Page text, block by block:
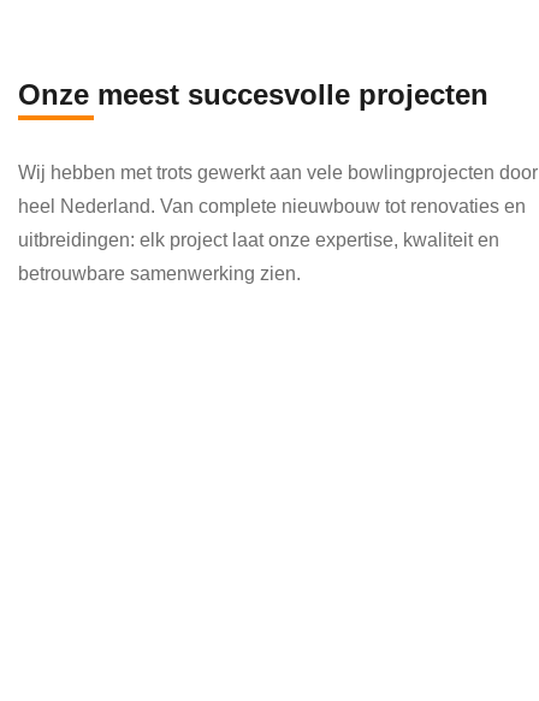
kund
Onze meest succesvolle projecten
Wij hebben met trots gewerkt aan vele bowlingprojecten door
heel Nederland. Van complete nieuwbouw tot renovaties en
uitbreidingen: elk project laat onze expertise, kwaliteit en
betrouwbare samenwerking zien.